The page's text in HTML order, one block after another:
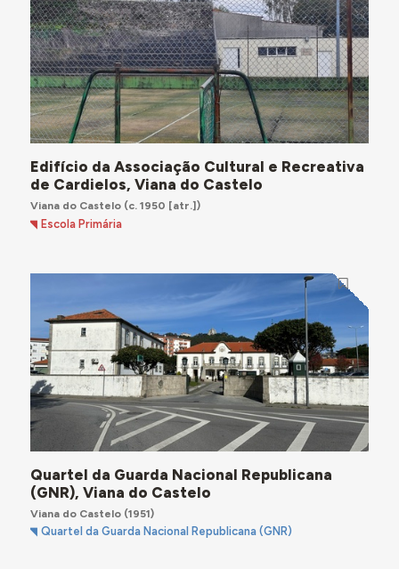
Edifício da Associação Cultural e Recreativa
de Cardielos, Viana do Castelo
Viana do Castelo(c. 1950 [atr.])
Escola Primária
Quartel da Guarda Nacional Republicana
(GNR), Viana do Castelo
Viana do Castelo(1951)
Quartel da Guarda Nacional Republicana (GNR)